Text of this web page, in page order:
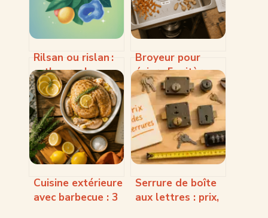
Rilsan ou rislan :
orthographe,
usages et
différences à
connaître
Broyeur pour
évier : 5 critères
pour choisir
l’appareil qui
supprimera vos
déchets
organiques
Cuisine extérieure
avec barbecue : 3
Serrure de boîte
aux lettres : prix,